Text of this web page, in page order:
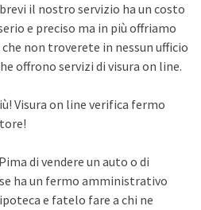
il nostro servizio ha un costo
e preciso ma in più offriamo
non troverete in nessun ufficio
offrono servizi di visura on line.
Visura on line verifica fermo
di vendere un auto o di
ha un fermo amministrativo
e fatelo fare a chi ne